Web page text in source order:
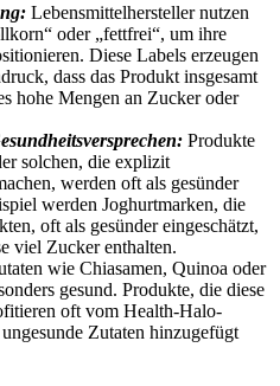
Lebensmittelhersteller nutzen
oder „fettfrei“, um ihre
Diese Labels erzeugen
dass das Produkt insgesamt
hohe Mengen an Zucker oder
Produkte
solchen, die explizit
werden oft als gesünder
werden Joghurtmarken, die
oft als gesünder eingeschätzt,
viel Zucker enthalten.
wie Chiasamen, Quinoa oder
gesund. Produkte, die diese
oft vom Health-Halo-
Zutaten hinzugefügt